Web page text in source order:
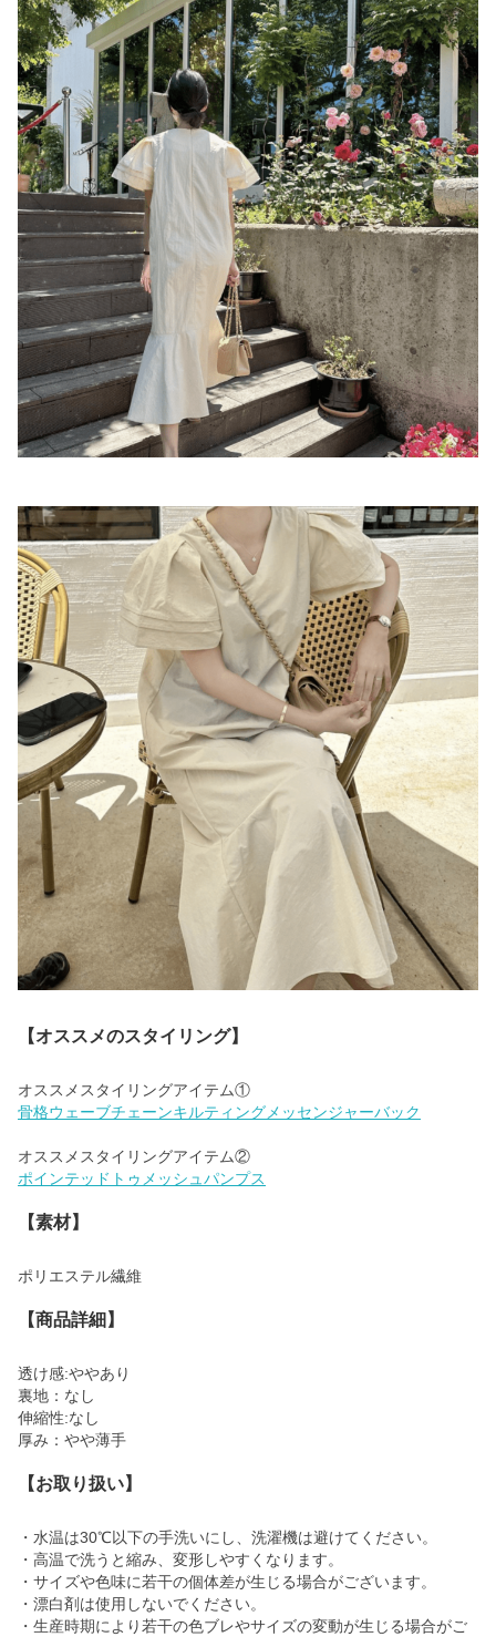
【オススメのスタイリング】
骨格ウェーブチェーンキルティングメッセンジャーバック
ポインテッドトゥメッシュパンプス
【素材】
ポリエステル繊維
【商品詳細】
透け感:ややあり
裏地：なし
伸縮性:なし
厚み：やや薄手
【お取り扱い】
・水温は30℃以下の手洗いにし、洗濯機は避けてください。
・高温で洗うと縮み、変形しやすくなります。
・サイズや色味に若干の個体差が生じる場合がございます。
・漂白剤は使用しないでください。
・生産時期により若干の色ブレやサイズの変動が生じる場合がご